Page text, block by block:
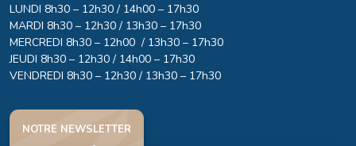
LUNDI 8h30 – 12h30 / 14h00 – 17h30
MARDI 8h30 – 12h30 / 13h30 – 17h30
MERCREDI 8h30 – 12h00 / 13h30 – 17h30
JEUDI 8h30 – 12h30 / 14h00 – 17h30
VENDREDI 8h30 – 12h30 / 13h30 – 17h30
NOTRE NEWSLETTER